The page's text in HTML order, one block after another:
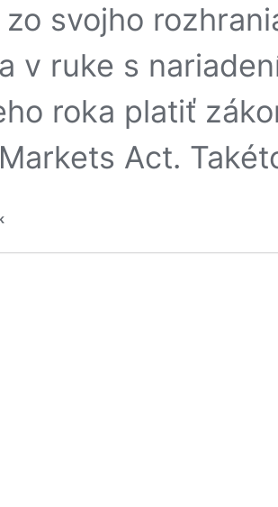
svojho
v ruke s
roka platiť
Act.